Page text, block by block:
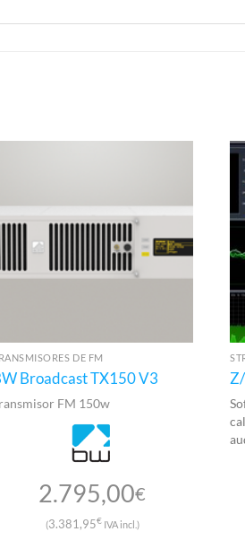
DE FM
Broadcast TX150 V3
FM 150w
2.795,00€
(3.381,95€IVA incl.)